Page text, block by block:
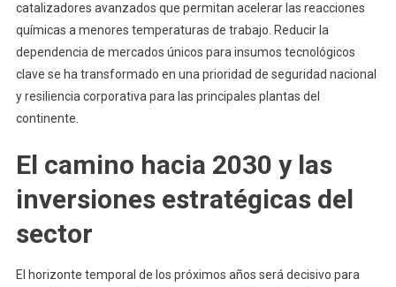
catalizadores avanzados que permitan acelerar las reacciones
químicas a menores temperaturas de trabajo. Reducir la
dependencia de mercados únicos para insumos tecnológicos
clave se ha transformado en una prioridad de seguridad nacional
y resiliencia corporativa para las principales plantas del
continente.
El camino hacia 2030 y las
inversiones estratégicas del
sector
El horizonte temporal de los próximos años será decisivo para